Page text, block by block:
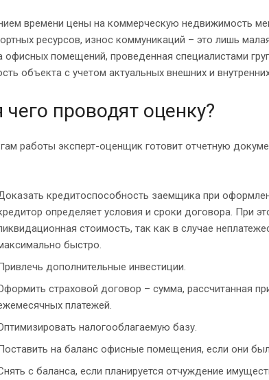
времени цены на коммерческую недвижимость
ресурсов, износ коммуникаций – это лишь
офисных помещений, проведенная специалистами
объекта с учетом актуальных внешних и
чего проводят оценку?
работы эксперт-оценщик готовит отчетную
кредитоспособность заемщика при
определяет условия и сроки договора. При
стоимость, так как в случае
быстро.
дополнительные инвестиции.
страховой договор – сумма, рассчитанная
платежей.
налогооблагаемую базу.
на баланс офисные помещения, если они
с баланса, если планируется отчуждение